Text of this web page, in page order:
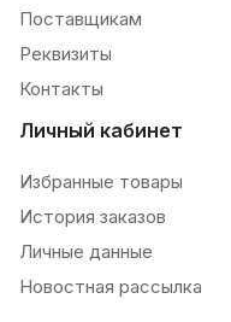
Поставщикам
Реквизиты
Контакты
Личный кабинет
Избранные товары
История заказов
Личные данные
Новостная рассылка